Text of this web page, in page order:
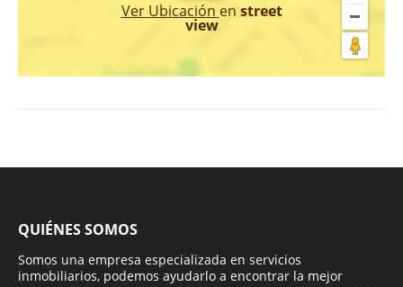
Ver Ubicación en street
view
QUIÉNES SOMOS
Somos una empresa especializada en servicios
inmobiliarios, podemos ayudarlo a encontrar la mejor